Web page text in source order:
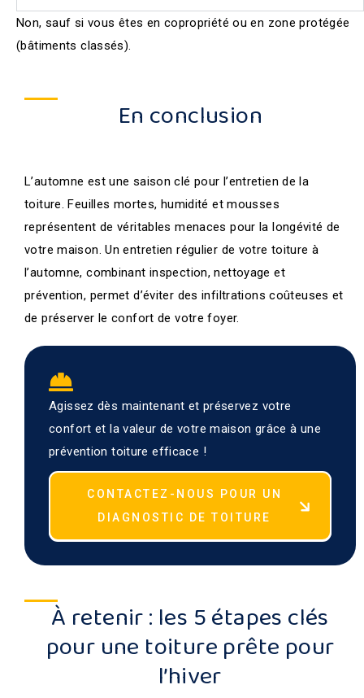
Non, sauf si vous êtes en copropriété ou en zone protégée
(bâtiments classés).
En conclusion
L’automne est une saison clé pour l’entretien de la
toiture. Feuilles mortes, humidité et mousses
représentent de véritables menaces pour la longévité de
votre maison. Un entretien régulier de votre toiture à
l’automne, combinant inspection, nettoyage et
prévention, permet d’éviter des infiltrations coûteuses et
de préserver le confort de votre foyer.
Agissez dès maintenant et préservez votre
confort et la valeur de votre maison grâce à une
prévention toiture efficace !
CONTACTEZ-NOUS POUR UN
DIAGNOSTIC DE TOITURE
À retenir : les 5 étapes clés
pour une toiture prête pour
l’hiver